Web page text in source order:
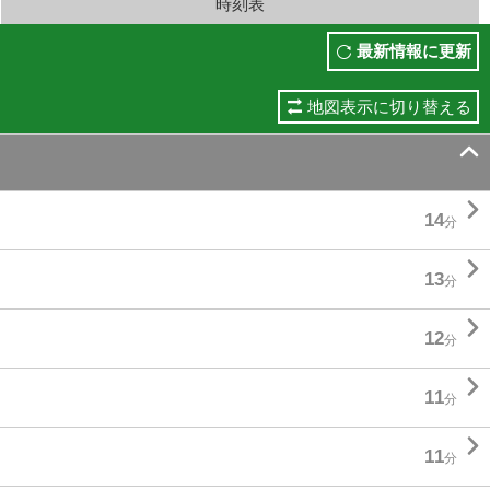
時刻表
最新情報に更新
地図表示に切り替える

14分 
13分 
12分 
11分 
11分 